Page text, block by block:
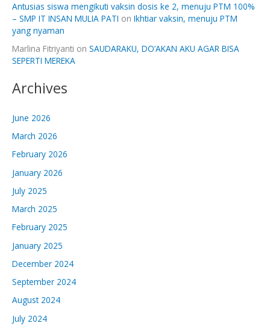
Antusias siswa mengikuti vaksin dosis ke 2, menuju PTM 100%
– SMP IT INSAN MULIA PATI on Ikhtiar vaksin, menuju PTM
yang nyaman
Marlina Fitriyanti on SAUDARAKU, DO’AKAN AKU AGAR BISA
SEPERTI MEREKA
Archives
June 2026
March 2026
February 2026
January 2026
July 2025
March 2025
February 2025
January 2025
December 2024
September 2024
August 2024
July 2024